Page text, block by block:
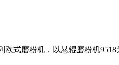
式磨粉机，以悬辊磨粉机